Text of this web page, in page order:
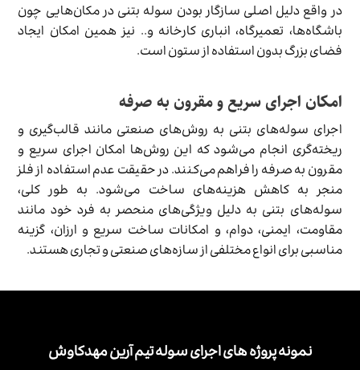
در واقع دلیل اصلی سازگار بودن سوله بتنی در مکان‌هایی چون
باشگاه‌­ها، تعمیرگاه، انباری کارخانه و.. نیز همین امکان ایجاد
فضای بزرگ بدون استفاده از ستون است.
امکان اجرای سریع و مقرون به صرفه
اجرای سوله‌های بتنی به روش‌های صنعتی مانند قالب‌گیری و
ریخته‌گری انجام می‌شود که این روش‌ها امکان اجرای سریع و
مقرون به صرفه را فراهم می‌کنند. در حقیقت عدم استفاده از فلز
منجر به کاهش هزینه­‌های ساخت می­‌شود. به طور کلی،
سوله‌های بتنی به دلیل ویژگی‌های منحصر به فرد خود مانند
مقاومت، ایمنی، دوام، و امکانات ساخت سریع و ارزان، گزینه‌
مناسبی برای انواع مختلفی از سازه‌های صنعتی و تجاری هستند.
نمونه پروژه های اجرای سوله تیم آرین مهدکاوش